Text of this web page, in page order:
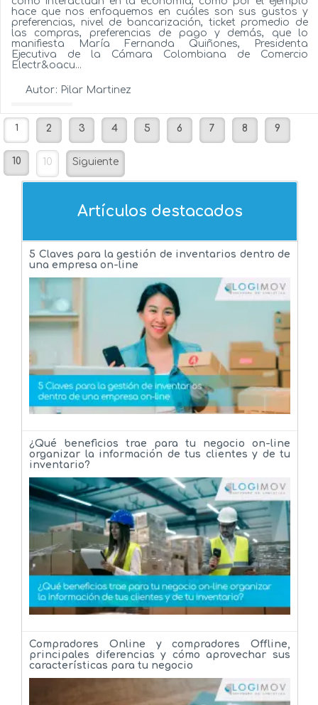
hace que nos enfoquemos en cuáles son sus gustos y
preferencias, nivel de bancarización, ticket promedio de
las compras, preferencias de pago y demás, que lo
manifiesta María Fernanda Quiñones, Presidenta
Ejecutiva de la Cámara Colombiana de Comercio
Electr&oacu...
Autor: Pilar Martinez
1 2 3 4 5 6 7 8 9
10 10 Siguiente
Artículos destacados
5 Claves para la gestión de inventarios dentro de
una empresa on-line
¿Qué beneficios trae para tu negocio on-line
organizar la información de tus clientes y de tu
inventario?
Compradores Online y compradores Offline,
principales diferencias y cómo aprovechar sus
características para tu negocio